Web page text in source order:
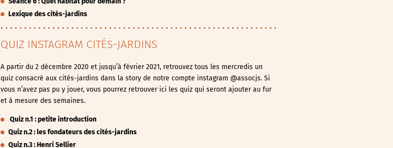
Lexique des cités-jardins
QUIZ INSTAGRAM CITÉS-JARDINS
A partir du 2 décembre 2020 et jusqu’à février 2021, retrouvez tous les mercredis un
quiz consacré aux cités-jardins dans la story de notre compte instagram @assocjs. Si
vous n’avez pas pu y jouer, vous pourrez retrouver ici les quiz qui seront ajouter au fur
et à mesure des semaines.
Quiz n.1 : petite introduction
Quiz n.2 : les fondateurs des cités-jardins
Quiz n.3 : Henri Sellier